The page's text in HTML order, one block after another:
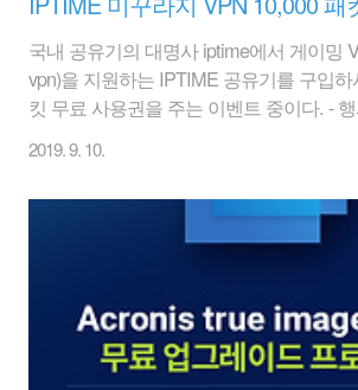
국내 공유기의 대명사 iptime에서 게이밍
vpn)을 지원하는 IPTIME 공유기를 구입하
킷 무료 사용권을 주는 이벤트 중이다. -
기간 내에 해당 행사 제품을 구입한 분에
신청하실 수 있습니다.행사 기간 내에 아
여 이벤트 등록까지 완료하셔야 합니다.이
일 이내(영업일 기준)에 신청하신 미꾸라지
검색하시면 정상 신청 여부와 충전 여부
있습니다.인벤트 패킷의 사용 유효기간은
90일 입니다. [ 이벤트 등록(사용권 신청)
2019. 9. 10.